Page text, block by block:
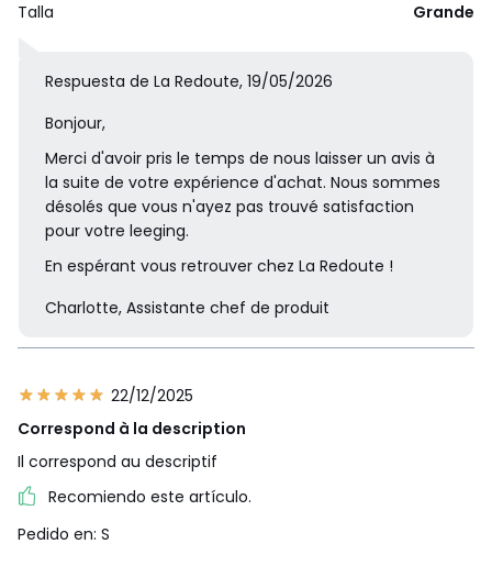
Talla Grande
Respuesta de La Redoute, 19/05/2026
Bonjour,
Merci d'avoir pris le temps de nous laisser un avis à
la suite de votre expérience d'achat. Nous sommes
désolés que vous n'ayez pas trouvé satisfaction
pour votre leeging.
En espérant vous retrouver chez La Redoute !
Charlotte, Assistante chef de produit
22/12/2025
Correspond à la description
Il correspond au descriptif
Recomiendo este artículo.
Pedido en: S